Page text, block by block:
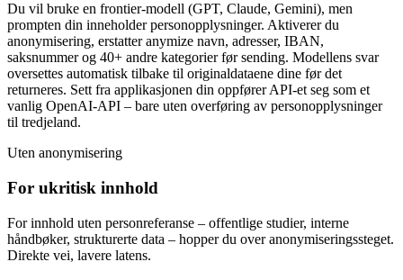
Du vil bruke en frontier-modell (GPT, Claude, Gemini), men
prompten din inneholder personopplysninger. Aktiverer du
anonymisering, erstatter anymize navn, adresser, IBAN,
saksnummer og 40+ andre kategorier før sending. Modellens svar
oversettes automatisk tilbake til originaldataene dine før det
returneres. Sett fra applikasjonen din oppfører API-et seg som et
vanlig OpenAI-API – bare uten overføring av personopplysninger
til tredjeland.
Uten anonymisering
For ukritisk innhold
For innhold uten personreferanse – offentlige studier, interne
håndbøker, strukturerte data – hopper du over anonymiseringssteget.
Direkte vei, lavere latens.